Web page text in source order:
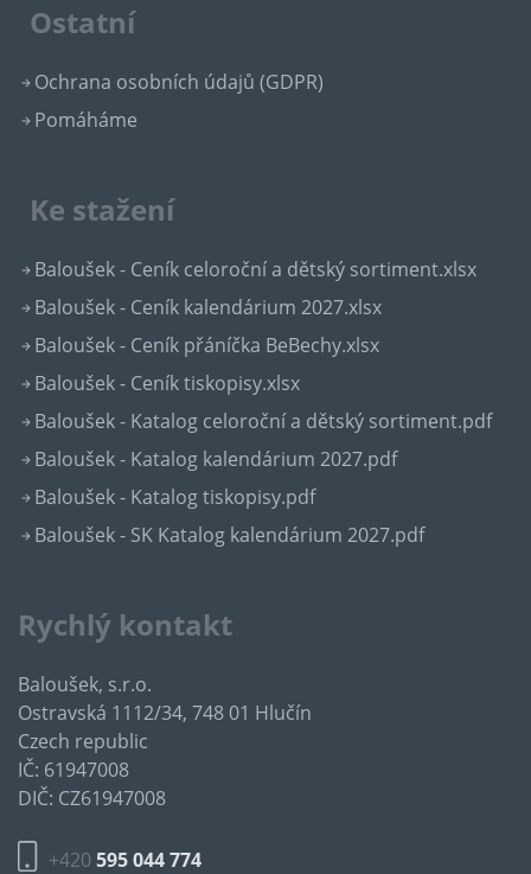
Ostatní
Ochrana osobních údajů (GDPR)
Pomáháme
Ke stažení
Baloušek - Ceník celoroční a dětský sortiment.xlsx
Baloušek - Ceník kalendárium 2027.xlsx
Baloušek - Ceník přáníčka BeBechy.xlsx
Baloušek - Ceník tiskopisy.xlsx
Baloušek - Katalog celoroční a dětský sortiment.pdf
Baloušek - Katalog kalendárium 2027.pdf
Baloušek - Katalog tiskopisy.pdf
Baloušek - SK Katalog kalendárium 2027.pdf
Rychlý kontakt
Baloušek, s.r.o.
Ostravská 1112/34, 748 01 Hlučín
Czech republic
IČ: 61947008
DIČ: CZ61947008
+420 595 044 774